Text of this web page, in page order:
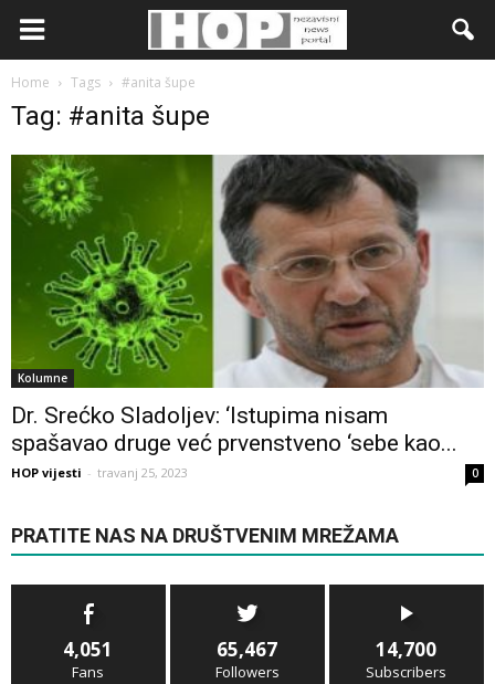
Home Tags #anita šupe
Tag: #anita šupe
Kolumne
Dr. Srećko Sladoljev: ‘Istupima nisam
spašavao druge već prvenstveno ‘sebe kao...
HOP vijesti - travanj 25, 2023 0
PRATITE NAS NA DRUŠTVENIM MREŽAMA
4,051
Fans
65,467
Followers
14,700
Subscribers